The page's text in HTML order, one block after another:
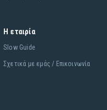
Η εταιρία
Slow Guide
Σχετικά με εμάς / Επικοινωνία